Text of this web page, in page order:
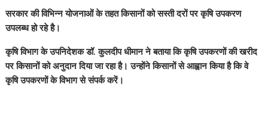
सरकार की विभिन्न योजनाओं के तहत किसानों को सस्ती दरों पर कृषि उपकरण
उपलब्ध हो रहे है।
कृषि विभाग के उपनिदेशक डॉ. कुलदीप धीमान ने बताया कि कृषि उपकरणों की खरीद
पर किसानों को अनुदान दिया जा रहा है। उन्होंने किसानों से आह्वान किया है कि वे
कृषि उपकरणों के विभाग से संपर्क करें।